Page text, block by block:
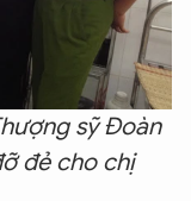
sỹ Đoàn
đẻ cho chị